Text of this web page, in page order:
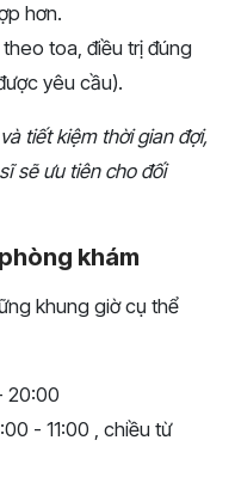
hơn.
toa, điều trị đúng
yêu cầu).
tiết kiệm thời gian đợi,
sẽ ưu tiên cho đối
khám
khung giờ cụ thể
20:00
- 11:00 , chiều từ